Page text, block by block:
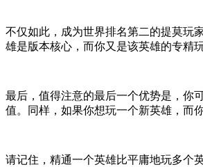
不仅如此，成为世界排名第二的提莫玩
雄是版本核心，而你又是该英雄的专精
最后，值得注意的最后一个优势是，你
值。同样，如果你想玩一个新英雄，而
请记住，精通一个英雄比平庸地玩多个